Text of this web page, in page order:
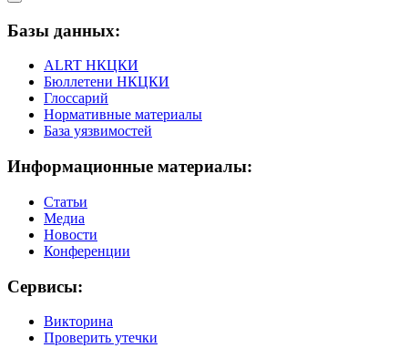
Базы данных:
ALRT НКЦКИ
Бюллетени НКЦКИ
Глоссарий
Нормативные материалы
База уязвимостей
Информационные материалы:
Статьи
Медиа
Новости
Конференции
Сервисы:
Викторина
Проверить утечки